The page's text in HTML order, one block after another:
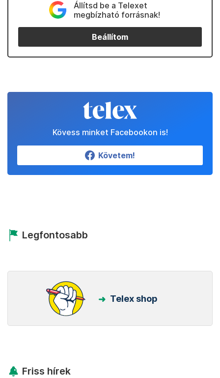
Állítsd be a Telexet
megbízható forrásnak!
Beállítom
Kövess minket Facebookon is!
Követem!
Legfontosabb
Telex shop
Friss hírek